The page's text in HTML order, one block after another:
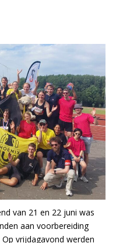
van 21 en 22 juni was
aan voorbereiding
vrijdagavond werden